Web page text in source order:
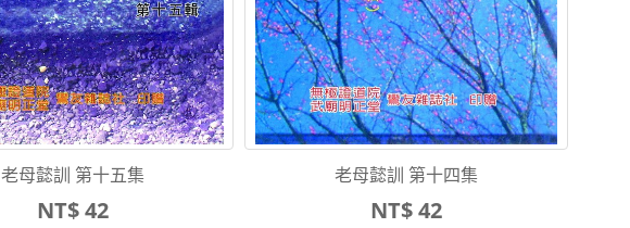
老母懿訓 第十五集
NT$ 42
老母懿訓 第十四集
NT$ 42